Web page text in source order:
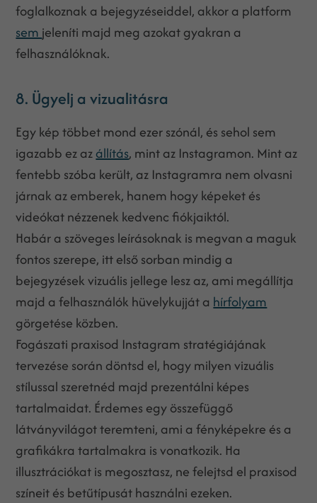
foglalkoznak a bejegyzéseiddel, akkor a platform
sem jeleníti majd meg azokat gyakran a
felhasználóknak.
8. Ügyelj a vizualitásra
Egy kép többet mond ezer szónál, és sehol sem
igazabb ez azállítás, mint az Instagramon. Mint az
fentebb szóba került, az Instagramra nem olvasni
járnak az emberek, hanem hogy képeket és
videókat nézzenek kedvenc fiókjaiktól.
Habár a szöveges leírásoknak is megvan a maguk
fontos szerepe, itt első sorban mindig a
bejegyzések vizuális jellege lesz az, ami megállítja
majd a felhasználók hüvelykujját a hírfolyam
görgetése közben.
Fogászati praxisod Instagram stratégiájának
tervezése során döntsd el, hogy milyen vizuális
stílussal szeretnéd majd prezentálni képes
tartalmaidat. Érdemes egy összefüggő
látványvilágot teremteni, ami a fényképekre és a
grafikákra tartalmakra is vonatkozik. Ha
illusztrációkat is megosztasz, ne felejtsd el praxisod
színeit és betűtípusát használni ezeken.